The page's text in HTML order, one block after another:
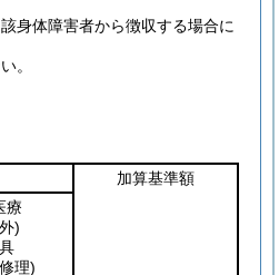
身体障害者から徴収する場合に
。
加算基準額
療
)
理)